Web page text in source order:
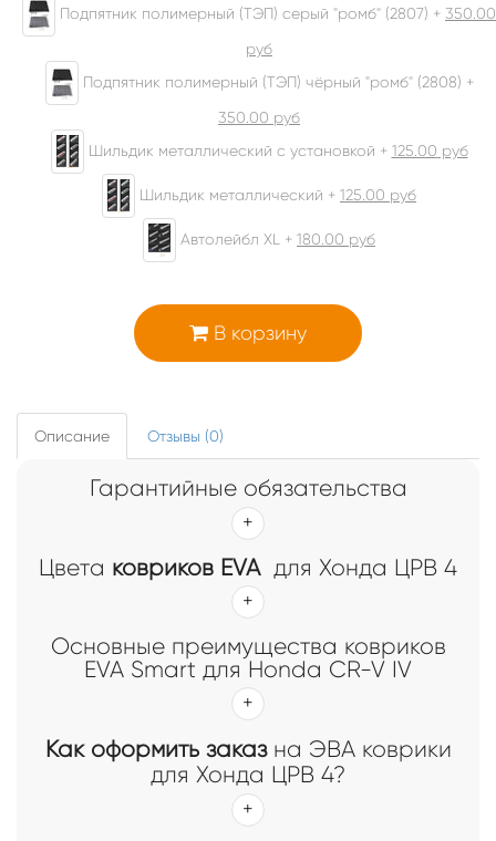
Подпятник полимерный (ТЭП) серый "ромб" (2807) + 350.00
руб
Подпятник полимерный (ТЭП) чёрный "ромб" (2808) +
350.00 руб
Шильдик металлический с установкой + 125.00 руб
Шильдик металлический + 125.00 руб
Автолейбл XL + 180.00 руб
В корзину
Описание Отзывы (0)
Гарантийные обязательства
Цвета ковриков EVAдля Хонда ЦРВ 4
Основные преимущества ковриков
EVA Smart для Honda CR-V IV
Как оформить заказна ЭВА коврики
для Хонда ЦРВ 4?